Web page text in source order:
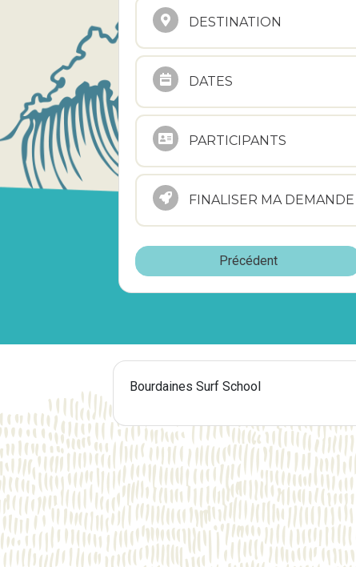
DESTINATION
DATES
PARTICIPANTS
FINALISER MA DEMANDE
Précédent
Bourdaines Surf School